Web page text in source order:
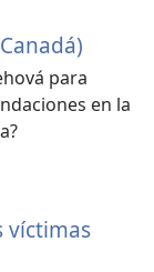
para
en la
víctimas